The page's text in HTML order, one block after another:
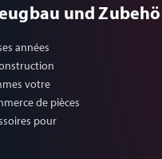
und
années
votre
de pièces
pour